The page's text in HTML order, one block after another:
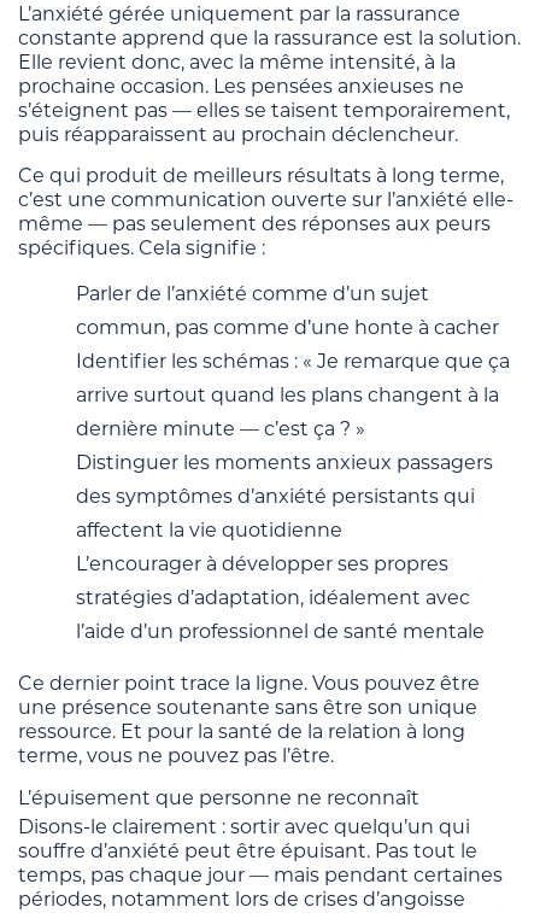
L’anxiété gérée uniquement par la rassurance
constante apprend que la rassurance est la solution.
Elle revient donc, avec la même intensité, à la
prochaine occasion. Les pensées anxieuses ne
s’éteignent pas — elles se taisent temporairement,
puis réapparaissent au prochain déclencheur.
Ce qui produit de meilleurs résultats à long terme,
c’est une communication ouverte sur l’anxiété elle-
même — pas seulement des réponses aux peurs
spécifiques. Cela signifie :
Parler de l’anxiété comme d’un sujet
commun, pas comme d’une honte à cacher
Identifier les schémas : « Je remarque que ça
arrive surtout quand les plans changent à la
dernière minute — c’est ça ? »
Distinguer les moments anxieux passagers
des symptômes d’anxiété persistants qui
affectent la vie quotidienne
L’encourager à développer ses propres
stratégies d’adaptation, idéalement avec
l’aide d’un professionnel de santé mentale
Ce dernier point trace la ligne. Vous pouvez être
une présence soutenante sans être son unique
ressource. Et pour la santé de la relation à long
terme, vous ne pouvez pas l’être.
L’épuisement que personne ne reconnaît
Disons-le clairement : sortir avec quelqu’un qui
souffre d’anxiété peut être épuisant. Pas tout le
temps, pas chaque jour — mais pendant certaines
périodes, notamment lors de crises d’angoisse